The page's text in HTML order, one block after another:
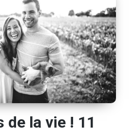
de la vie ! 11